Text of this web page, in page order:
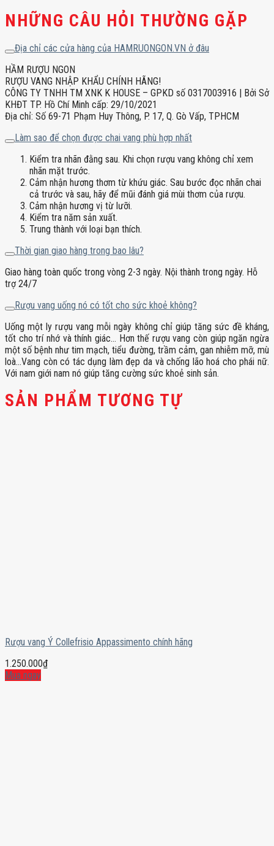
NHỮNG CÂU HỎI THƯỜNG GẶP
Địa chỉ các cửa hàng của HAMRUONGON.VN ở đâu
HẦM RƯỢU NGON
RƯỢU VANG NHẬP KHẨU CHÍNH HÃNG!
CÔNG TY TNHH TM XNK K HOUSE – GPKD số 0317003916 | Bởi Sở
KHĐT TP. Hồ Chí Minh cấp: 29/10/2021
Địa chỉ: Số 69-71 Phạm Huy Thông, P. 17, Q. Gò Vấp, TPHCM
Làm sao để chọn được chai vang phù hợp nhất
Kiểm tra nhãn đằng sau. Khi chọn rượu vang không chỉ xem
nhãn mặt trước.
Cảm nhận hương thơm từ khứu giác. Sau bước đọc nhãn chai
cả trước và sau, hãy để mũi đánh giá mùi thơm của rượu.
Cảm nhận hương vị từ lưỡi.
Kiểm tra năm sản xuất.
Trung thành với loại bạn thích.
Thời gian giao hàng trong bao lâu?
Giao hàng toàn quốc trong vòng 2-3 ngày. Nội thành trong ngày. Hỗ
trợ 24/7
Rượu vang uống nó có tốt cho sức khoẻ không?
Uống một ly rượu vang mỗi ngày không chỉ giúp tăng sức đề kháng,
tốt cho trí nhớ và thính giác… Hơn thế rượu vang còn giúp ngăn ngừa
một số bệnh như tim mạch, tiểu đường, trầm cảm, gan nhiễm mỡ, mù
loà…Vang còn có tác dụng làm đẹp da và chống lão hoá cho phái nữ.
Với nam giới nam nó giúp tăng cường sức khoẻ sinh sản.
SẢN PHẨM TƯƠNG TỰ
Rượu vang Ý Collefrisio Appassimento chính hãng
1.250.000₫
Mua ngay